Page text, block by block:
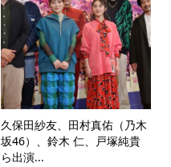
久保田紗友、田村真佑（乃木
坂46）、鈴木 仁、戸塚純貴
ら出演...